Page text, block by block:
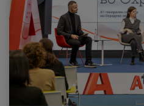
Приватни Деловни
Поддршка
Надополни кредит